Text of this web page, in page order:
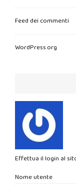
Feed dei commenti
WordPress.org
Effettua il login al
Nome utente